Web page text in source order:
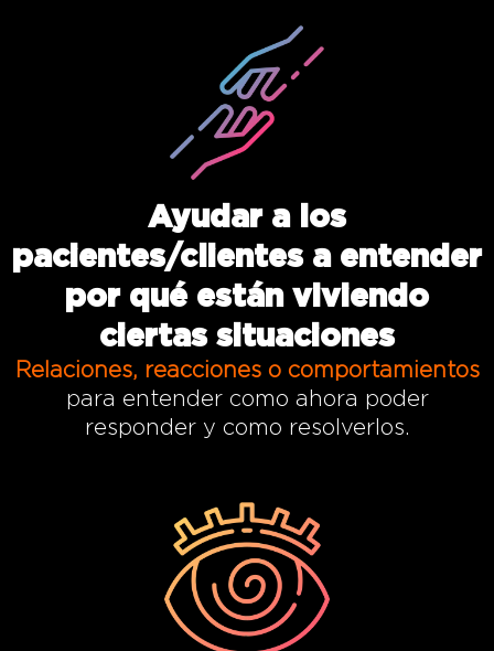
Ayudar a los
pacientes/clientes a entender
por qué están viviendo
ciertas situaciones
Relaciones, reacciones o comportamientos
para entender como ahora poder
responder y como resolverlos.